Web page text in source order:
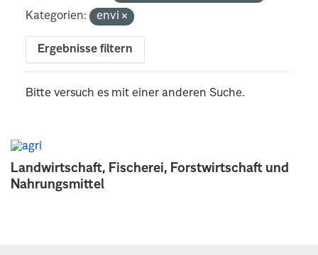
Landwirtschaft, Fischerei, Forstwirtschaft und
Nahrungsmittel
Kategorien:
envi
Ergebnisse filtern
Bitte versuch es mit einer anderen Suche.